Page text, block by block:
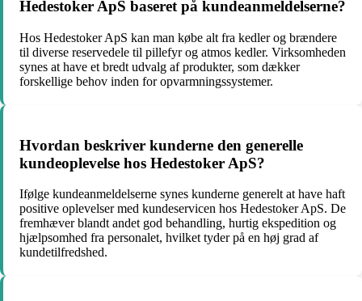
Hedestoker ApS baseret på kundeanmeldelserne?
Hos Hedestoker ApS kan man købe alt fra kedler og brændere
til diverse reservedele til pillefyr og atmos kedler. Virksomheden
synes at have et bredt udvalg af produkter, som dækker
forskellige behov inden for opvarmningssystemer.
Hvordan beskriver kunderne den generelle
kundeoplevelse hos Hedestoker ApS?
Ifølge kundeanmeldelserne synes kunderne generelt at have haft
positive oplevelser med kundeservicen hos Hedestoker ApS. De
fremhæver blandt andet god behandling, hurtig ekspedition og
hjælpsomhed fra personalet, hvilket tyder på en høj grad af
kundetilfredshed.